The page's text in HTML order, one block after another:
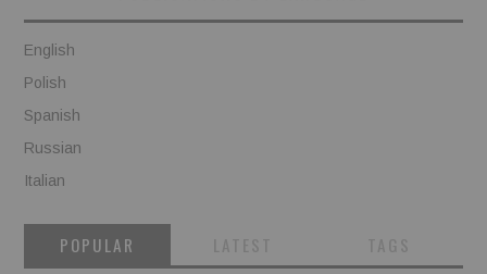
English
Polish
Spanish
Russian
Italian
POPULAR